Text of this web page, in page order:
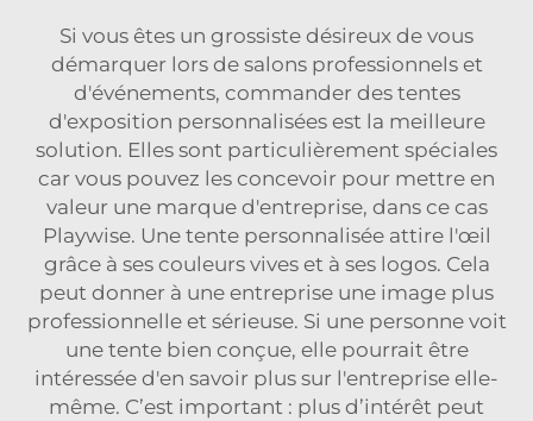
Si vous êtes un grossiste désireux de vous
démarquer lors de salons professionnels et
d'événements, commander des tentes
d'exposition personnalisées est la meilleure
solution. Elles sont particulièrement spéciales
car vous pouvez les concevoir pour mettre en
valeur une marque d'entreprise, dans ce cas
Playwise. Une tente personnalisée attire l'œil
grâce à ses couleurs vives et à ses logos. Cela
peut donner à une entreprise une image plus
professionnelle et sérieuse. Si une personne voit
une tente bien conçue, elle pourrait être
intéressée d'en savoir plus sur l'entreprise elle-
même. C’est important : plus d’intérêt peut